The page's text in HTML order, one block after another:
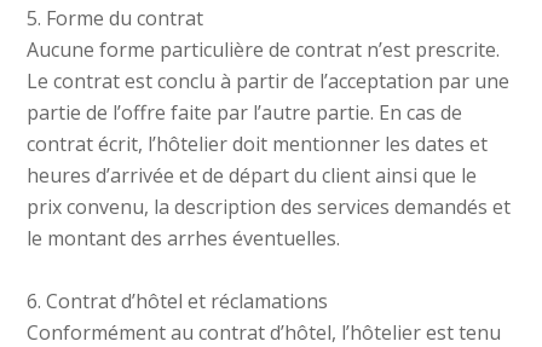
5. Forme du contrat
Aucune forme particulière de contrat n’est prescrite.
Le contrat est conclu à partir de l’acceptation par une
partie de l’offre faite par l’autre partie. En cas de
contrat écrit, l’hôtelier doit mentionner les dates et
heures d’arrivée et de départ du client ainsi que le
prix convenu, la description des services demandés et
le montant des arrhes éventuelles.
6. Contrat d’hôtel et réclamations
Conformément au contrat d’hôtel, l’hôtelier est tenu